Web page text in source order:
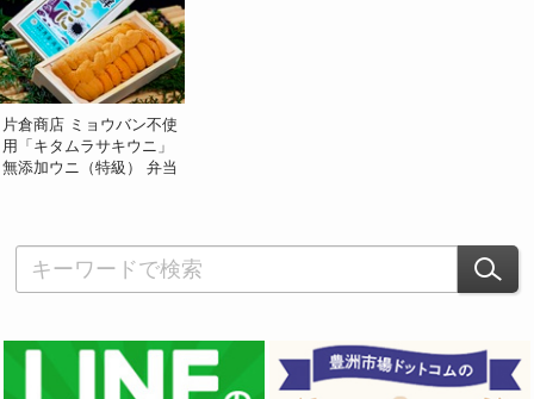
片倉商店 ミョウバン不使
用「キタムラサキウニ」
無添加ウニ（特級） 弁当